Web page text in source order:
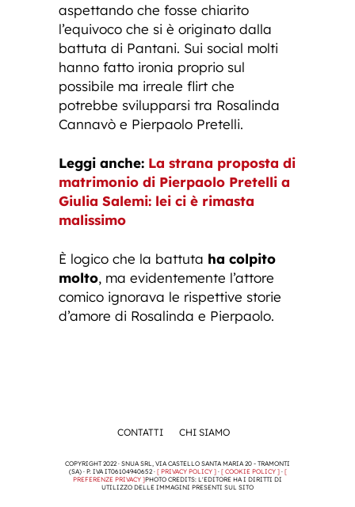
aspettando che fosse chiarito
l’equivoco che si è originato dalla
battuta di Pantani. Sui social molti
hanno fatto ironia proprio sul
possibile ma irreale flirt che
potrebbe svilupparsi tra Rosalinda
Cannavò e Pierpaolo Pretelli.
Leggi anche: La strana proposta di
matrimonio di Pierpaolo Pretelli a
Giulia Salemi: lei ci è rimasta
malissimo
È logico che la battuta ha colpito
molto, ma evidentemente l’attore
comico ignorava le rispettive storie
d’amore di Rosalinda e Pierpaolo.
CONTATTI CHI SIAMO
COPYRIGHT 2022 · SNUA SRL, VIA CASTELLO SANTA MARIA 20 - TRAMONTI
(SA) · P. IVA IT06104940652 · [ PRIVACY POLICY ]· [ COOKIE POLICY ]· [
PREFERENZE PRIVACY ]PHOTO CREDITS: L'EDITORE HA I DIRITTI DI
UTILIZZO DELLE IMMAGINI PRESENTI SUL SITO